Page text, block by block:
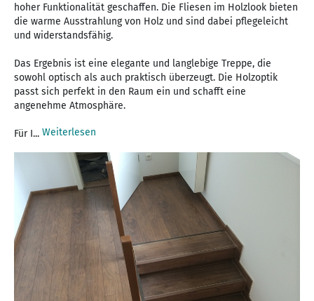
hoher Funktionalität geschaffen. Die Fliesen im Holzlook bieten
die warme Ausstrahlung von Holz und sind dabei pflegeleicht
und widerstandsfähig.
Das Ergebnis ist eine elegante und langlebige Treppe, die
sowohl optisch als auch praktisch überzeugt. Die Holzoptik
passt sich perfekt in den Raum ein und schafft eine
angenehme Atmosphäre.
Für I... Weiterlesen